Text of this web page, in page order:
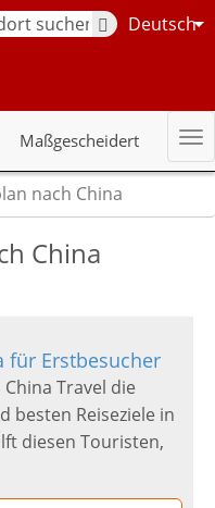
Deutsch
Maßgescheidert
nach China
China
für Erstbesucher
Travel die
besten Reiseziele in
diesen Touristen,